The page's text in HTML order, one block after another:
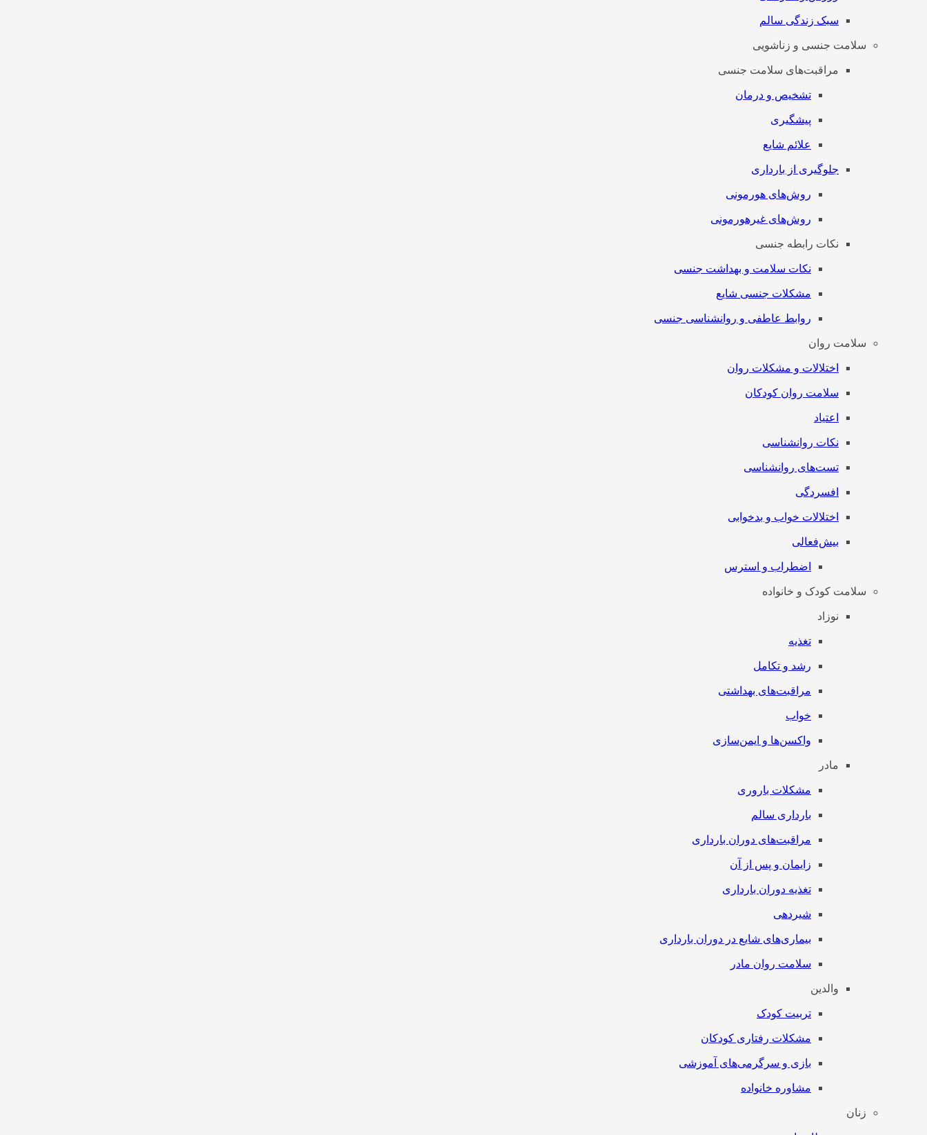
سبک زندگی سالم
سلامت جنسی و زناشویی
مراقبت‌های سلامت جنسی
تشخیص و درمان
پیشگیری
علائم شایع
جلوگیری از بارداری
روش‌های هورمونی
روش‌های غیرهورمونی
نکات رابطه جنسی
نکات سلامت و بهداشت جنسی
مشکلات جنسی شایع
روابط عاطفی و روانشناسی جنسی
سلامت روان
اختلالات و مشکلات روان
سلامت روان کودکان
اعتیاد
نکات روانشناسی
تست‌های روانشناسی
افسردگی
اختلالات خواب و بدخوابی
بیش‌فعالی
اضطراب و استرس
سلامت کودک و خانواده
نوزاد
تغذیه
رشد و تکامل
مراقبت‌های بهداشتی
خواب
واکسن‌ها و ایمن‌سازی
مادر
مشکلات باروری
بارداری سالم
مراقبت‌های دوران بارداری
زایمان و پس از آن
تغذیه دوران بارداری
شیردهی
بیماری‌های شایع در دوران بارداری
سلامت روان مادر
والدین
تربیت کودک
مشکلات رفتاری کودکان
بازی و سرگرمی‌های آموزشی
مشاوره خانواده
زنان